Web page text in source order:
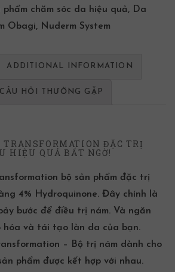
phẩm chăm sóc da hiệu quả, Da
Obagi, Nuderm System
ADDITIONAL INFORMATION
CÂU HỎI THƯỜNG GẶP
TRANSFORMATION ĐẶC TRỊ
HIỆU QUẢ BẤT NGỜ!
bộ sản phẩm đặc trị
4% Hydroquinone. Đây chính là
bước để điều trị nám. Và ngăn
hóa và tái tạo làn da của bạn.
– Bộ trị nám dành cho
phẩm được kết hợp với nhau.